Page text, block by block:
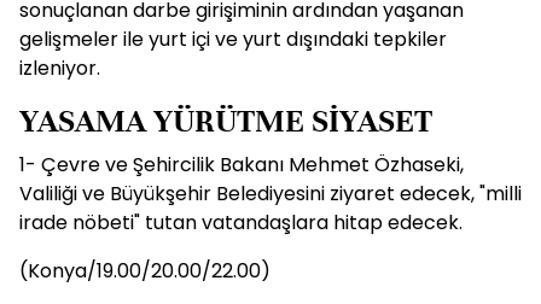
sonuçlanan darbe girişiminin ardından yaşanan
gelişmeler ile yurt içi ve yurt dışındaki tepkiler
izleniyor.
YASAMA YÜRÜTME SİYASET
1- Çevre ve Şehircilik Bakanı Mehmet Özhaseki,
Valiliği ve Büyükşehir Belediyesini ziyaret edecek, "milli
irade nöbeti" tutan vatandaşlara hitap edecek.
(Konya/19.00/20.00/22.00)